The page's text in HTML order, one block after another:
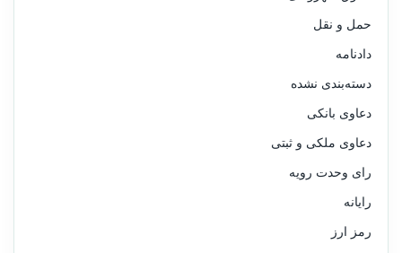
حمل و نقل
دادنامه
دسته‌بندی نشده
دعاوی بانکی
دعاوی ملکی و ثبتی
رای وحدت رویه
رایانه
رمز ارز